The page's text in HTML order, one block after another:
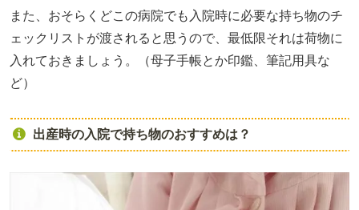
また、おそらくどこの病院でも入院時に必要な持ち物のチ
ェックリストが渡されると思うので、最低限それは荷物に
入れておきましょう。（母子手帳とか印鑑、筆記用具な
ど）
出産時の入院で持ち物のおすすめは？